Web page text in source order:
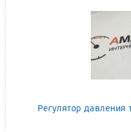
Регулятор давления